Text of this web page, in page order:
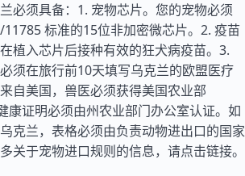
必须具备：1. 宠物芯片。您的宠物必须
标准的15位非加密微芯片。2. 疫苗
植入芯片后接种有效的狂犬病疫苗。3.
须在旅行前10天填写乌克兰的欧盟医疗
自美国，兽医必须获得美国农业部
康证明必须由州农业部门办公室认证。如
克兰，表格必须由负责动物进出口的国家
关于宠物进口规则的信息，请点击链接。